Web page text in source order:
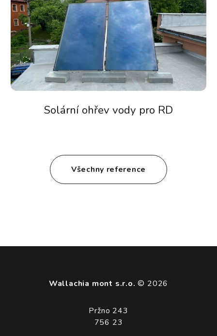
Solární ohřev vody pro RD
Všechny reference
Wallachia mont s.r.o. © 2026
Pržno 243
756 23